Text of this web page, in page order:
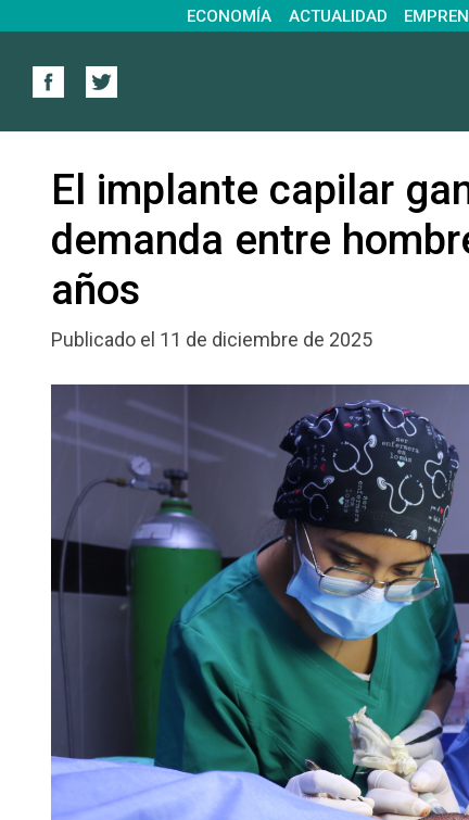
ECONOMÍA ACTUALIDAD
El implante capilar
demanda entre
años
Publicado el 11 de diciembre de 2025